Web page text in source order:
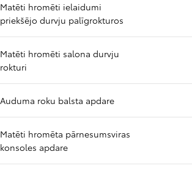
Matēti hromēti ielaidumi
priekšējo durvju palīgrokturos
Matēti hromēti salona durvju
rokturi
Auduma roku balsta apdare
Matēti hromēta pārnesumsviras
konsoles apdare